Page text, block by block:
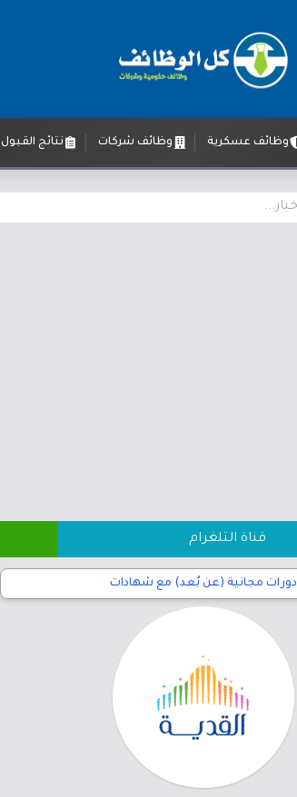
وظائف عسكرية وظائف شركات نتائج القبول
قناة التلغرام
دورات مجانية (عن بُعد) مع شهادات